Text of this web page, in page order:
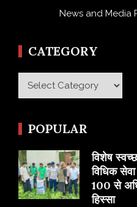
News and Media
CATEGORY
Category
POPULAR
विशेष
विधिक
100 से
हिस्सा